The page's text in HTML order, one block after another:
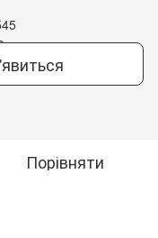
Порівняти